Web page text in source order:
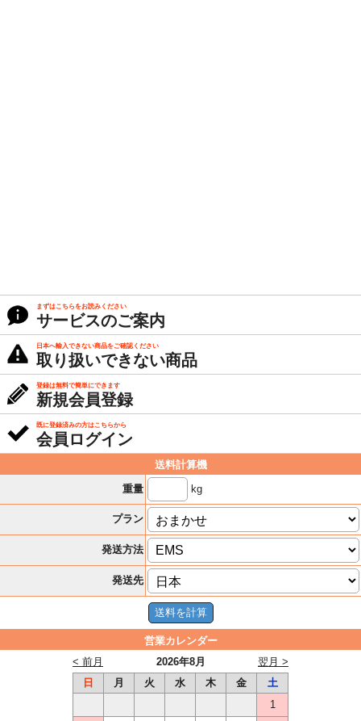
まずはこちらをお読みください
サービスのご案内
日本へ輸入できない商品をご確認ください
取り扱いできない商品
登録は無料で簡単にできます
新規会員登録
既に登録済みの方はこちらから
会員ログイン
送料計算機
重量
kg
プラン
発送方法
発送先
営業カレンダー
2026年8月
< 前月
翌月 >
日
月 火 水 木 金
土
1